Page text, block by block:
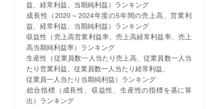
益、経常利益、当期純利益）ランキング
成長性（2020～2024年度の5年間の売上高、営業利
益、経常利益、当期純利益）ランキング
収益性（売上高営業利益率、売上高経常利益率、売上
高当期純利益率）ランキング
生産性（従業員数一人当たり売上高、従業員数一人当
たり営業利益、従業員数一人当たり経常利益、
従業員一人当たり当期純利益）ランキング
​総合指標（成長性、収益性、生産性の指標を基に算
出）ランキング